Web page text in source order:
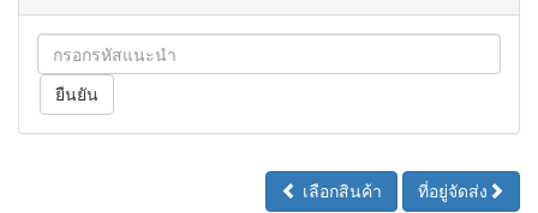
เลือกสินค้า ที่อยู่จัดส่ง